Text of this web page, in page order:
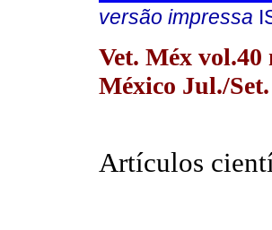
versão impressa
Vet. Méx
México Jul./Set.
Artículos